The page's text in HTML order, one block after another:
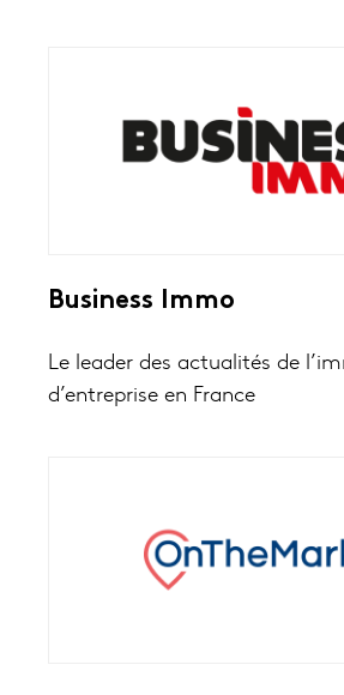
Business Immo
Le leader des actualités de
d’entreprise en France